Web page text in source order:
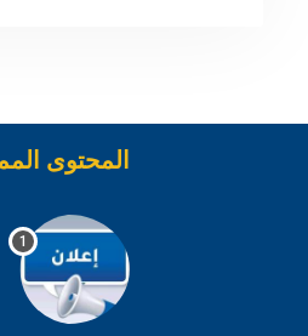
المحتوى